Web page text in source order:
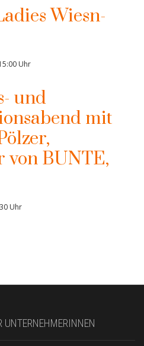
Wiesn-
Uhr
und
mit
von BUNTE,
Uhr
UNTERNEHMERINNEN